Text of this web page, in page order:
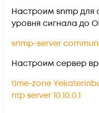
Настроим snmp для
уровня сигнала до
snmp-server
Настроим сервер
time-zone
ntp server 10.10.0.1